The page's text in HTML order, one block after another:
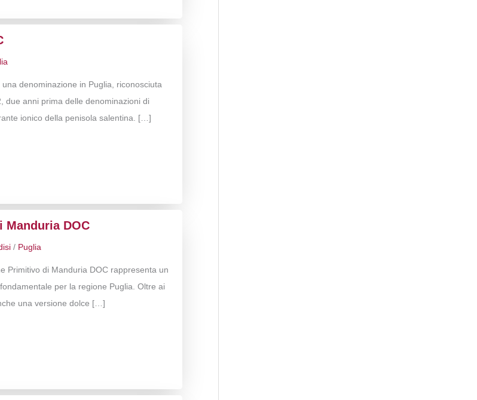
denominazione in Puglia, riconosciuta
due anni prima delle denominazioni di
ionico della penisola salentina. […]
Manduria DOC
/ Puglia
Primitivo di Manduria DOC rappresenta un
per la regione Puglia. Oltre ai
una versione dolce […]